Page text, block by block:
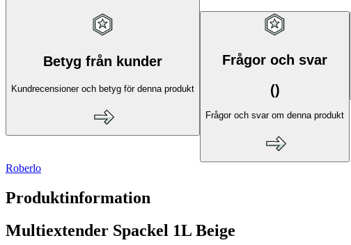
Betyg från kunder
Kundrecensioner och betyg för denna produkt
Frågor och svar
()
Frågor och svar om denna produkt
Roberlo
Produktinformation
Multiextender Spackel 1L Beige